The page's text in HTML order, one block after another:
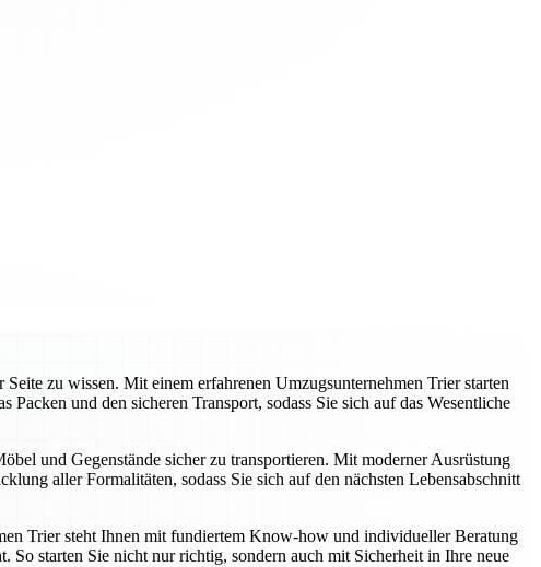
zu wissen. Mit einem erfahrenen Umzugsunternehmen Trier starten
und den sicheren Transport, sodass Sie sich auf das Wesentliche
und Gegenstände sicher zu transportieren. Mit moderner Ausrüstung
aller Formalitäten, sodass Sie sich auf den nächsten Lebensabschnitt
Trier steht Ihnen mit fundiertem Know-how und individueller Beratung
So starten Sie nicht nur richtig, sondern auch mit Sicherheit in Ihre neue